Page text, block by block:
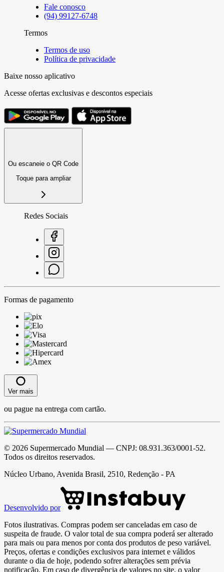
Fale conosco
(94) 99127-6748
Termos
Termos de uso
Política de privacidade
Baixe nosso aplicativo
Acesse ofertas exclusivas e descontos especiais
Ou escaneie o QR Code
Toque para ampliar
Redes Sociais
Formas de pagamento
Ver mais
ou pague na entrega com cartão.
© 2026 Supermercado Mundial — CNPJ: 08.931.363/0001-52.
Todos os direitos reservados.
Núcleo Urbano, Avenida Brasil, 2510, Redenção - PA
Desenvolvido por
Fotos ilustrativas. Compras podem ser canceladas em caso de
suspeita de fraude. O valor total de sua compra poderá ser alterado
para mais ou para menos por conta dos produtos de peso variável.
Preços, ofertas e condições exclusivos para internet e válidos
durante o dia de hoje, podendo sofrer alterações sem prévia
notificação. Em caso de divergência de valores no site, o valor